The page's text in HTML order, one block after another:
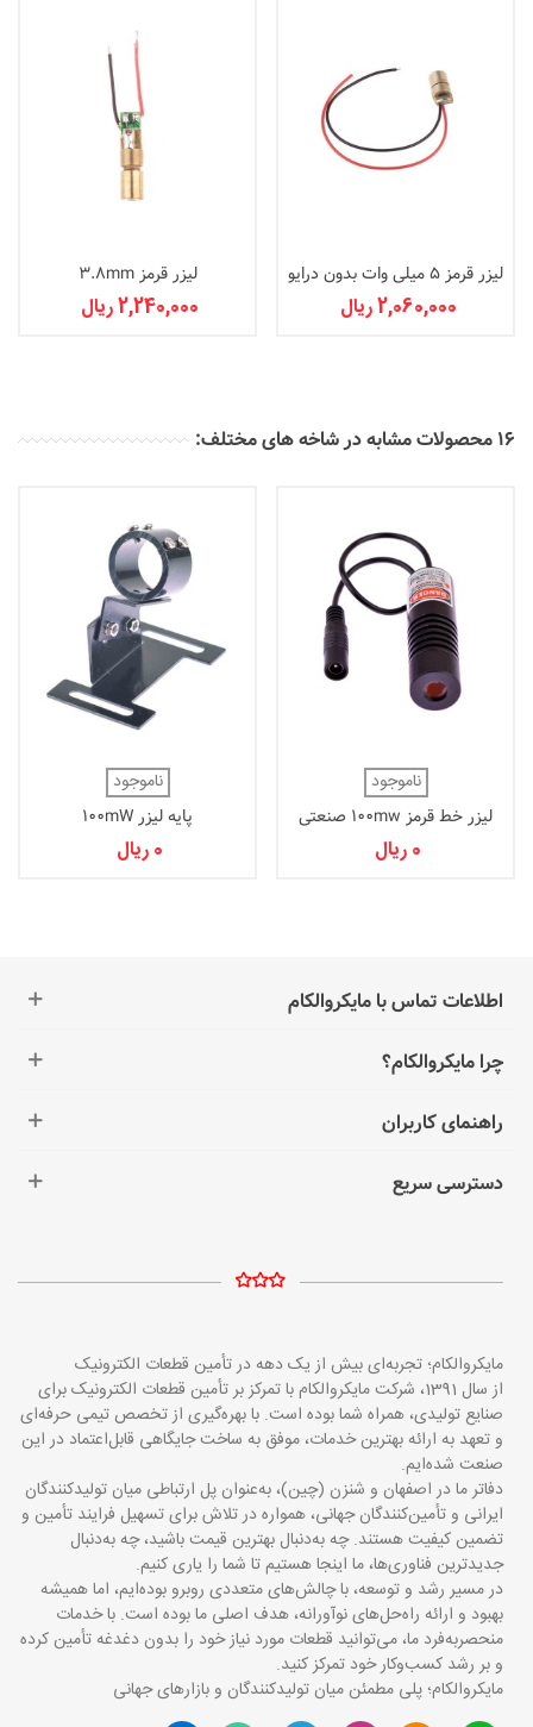
لیزر قرمز 5 میلی وات بدون درایو
2,060,000 ریال
لیزر قرمز 3.8mm
2,240,000 ریال
16 محصولات مشابه در شاخه های مختلف:
ناموجود
لیزر خط قرمز 100mw صنعتی
0 ریال
ناموجود
پایه لیزر 100mW
0 ریال
اطلاعات تماس با مایکروالکام
چرا مایکروالکام؟
راهنمای کاربران
دسترسی سریع
مایکروالکام؛ تجربه‌ای بیش از یک دهه در تأمین قطعات الکترونیک
از سال 1391، شرکت مایکروالکام با تمرکز بر تأمین قطعات الکترونیک برای
صنایع تولیدی، همراه شما بوده است. با بهره‌گیری از تخصص تیمی حرفه‌ای
و تعهد به ارائه بهترین خدمات، موفق به ساخت جایگاهی قابل‌اعتماد در این
صنعت شده‌ایم.
دفاتر ما در اصفهان و شنزن (چین)، به‌عنوان پل ارتباطی میان تولیدکنندگان
ایرانی و تأمین‌کنندگان جهانی، همواره در تلاش برای تسهیل فرایند تأمین و
تضمین کیفیت هستند. چه به‌دنبال بهترین قیمت باشید، چه به‌دنبال
جدیدترین فناوری‌ها، ما اینجا هستیم تا شما را یاری کنیم.
در مسیر رشد و توسعه، با چالش‌های متعددی روبرو بوده‌ایم، اما همیشه
بهبود و ارائه راه‌حل‌های نوآورانه، هدف اصلی ما بوده است. با خدمات
منحصربه‌فرد ما، می‌توانید قطعات مورد نیاز خود را بدون دغدغه تأمین کرده
و بر رشد کسب‌وکار خود تمرکز کنید.
مایکروالکام؛ پلی مطمئن میان تولیدکنندگان و بازارهای جهانی